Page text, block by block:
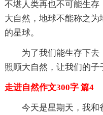
不堪人类再也不可能生存
大自然，地球不能称之
的星球。
为了我们能生存下去
照顾大自然，让我们的子
走进自然作文300字 篇4
今天是星期天，我和